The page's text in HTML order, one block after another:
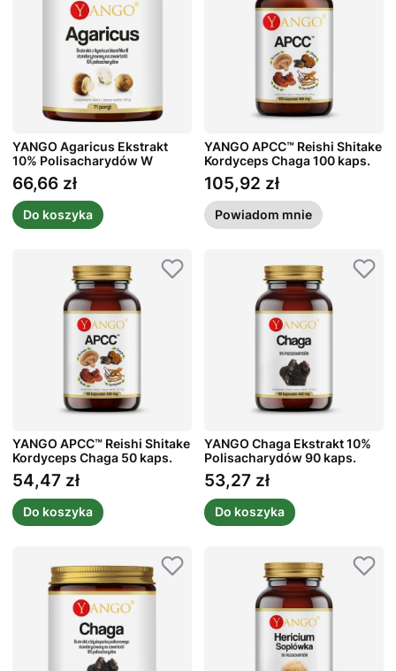
YANGO Agaricus Ekstrakt
10% Polisacharydów W
Proszku 50 g
Cena
66,66 zł
Do koszyka
YANGO APCC™ Reishi Shitake
Kordyceps Chaga 100 kaps.
Cena
105,92 zł
Powiadom mnie
YANGO APCC™ Reishi Shitake
Kordyceps Chaga 50 kaps.
Cena
54,47 zł
Do koszyka
YANGO Chaga Ekstrakt 10%
Polisacharydów 90 kaps.
Cena
53,27 zł
Do koszyka